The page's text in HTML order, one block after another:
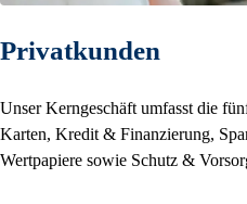
Privatkunden
Unser Kerngeschäft umfasst die
Karten, Kredit & Finanzierung,
Wertpapiere sowie Schutz &